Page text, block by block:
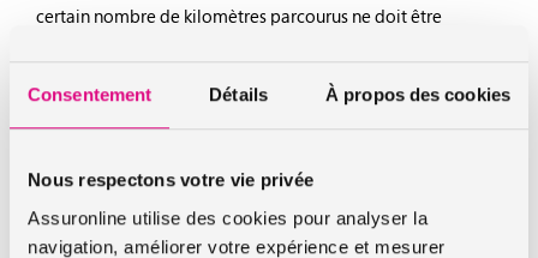
Consentement Détails À propos des cookies
Nous respectons votre vie privée
Assuronline utilise des cookies pour analyser la
navigation, améliorer votre expérience et mesurer
certain nombre de kilomètres parcourus ne doit être
l’interdiction formelle de faire plus de 10000 kilomètres par
an.
En effet, si vous dépassez le nombre de kilomètres
maximum prévu au contrat, il conviendra simplement d’en
informer votre assureur.